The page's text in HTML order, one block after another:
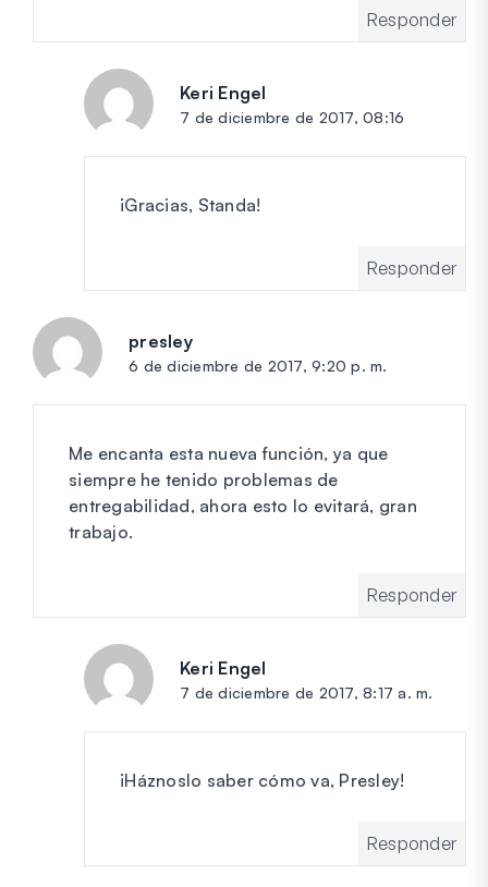
Responder
Keri Engel
7 de diciembre de 2017, 08:16
¡Gracias, Standa!
Responder
presleydice:
6 de diciembre de 2017, 9:20 p. m.
Me encanta esta nueva función, ya que
siempre he tenido problemas de
entregabilidad, ahora esto lo evitará, gran
trabajo.
Responder
Keri Engel
7 de diciembre de 2017, 8:17 a. m.
¡Háznoslo saber cómo va, Presley!
Responder